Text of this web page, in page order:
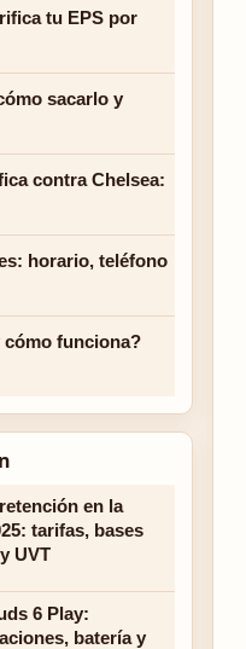
tu EPS por
sacarlo y
contra Chelsea:
horario, teléfono
cómo funciona?
en la
tarifas, bases
UVT
6 Play:
batería y